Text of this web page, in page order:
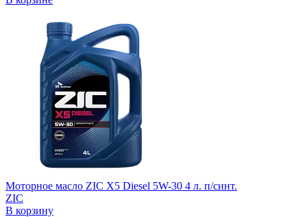
Моторное масло ZIC X5 Diesel 5W-30 4 л. п/синт.
ZIC
В корзину